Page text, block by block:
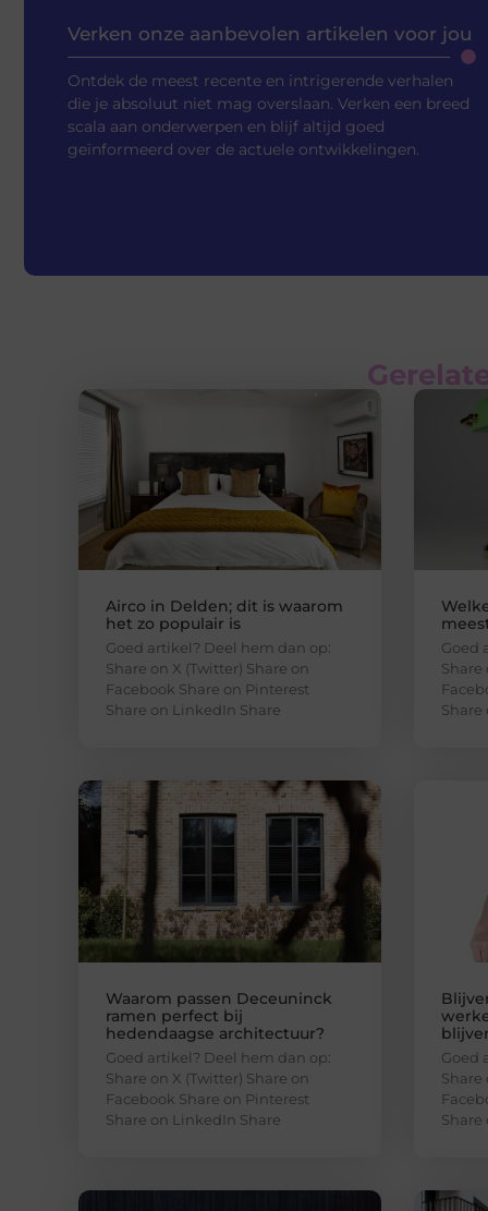
Verken onze aanbevolen artikelen voor jou
Ontdek de meest recente en intrigerende verhalen
die je absoluut niet mag overslaan. Verken een breed
scala aan onderwerpen en blijf altijd goed
geïnformeerd over de actuele ontwikkelingen.
Airco in Delden; dit is waarom
het zo populair is
Goed artikel? Deel hem dan op:
Share on X (Twitter) Share on
Facebook Share on Pinterest
Share on LinkedIn Share
Goed
Share
Share
Waarom passen Deceuninck
ramen perfect bij
hedendaagse architectuur?
Goed artikel? Deel hem dan op:
Share on X (Twitter) Share on
Facebook Share on Pinterest
Share on LinkedIn Share
Goed
Share
Share